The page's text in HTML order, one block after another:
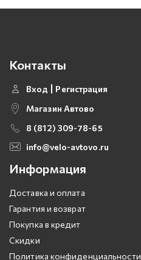
Контакты
Вход
Регистрация
Магазин Автово
8 (812) 309-78-65
info@velo-avtovo.ru
Информация
Доставка и оплата
Гарантия и возврат
Покупка в кредит
Скидки
Политика конфиденциальности